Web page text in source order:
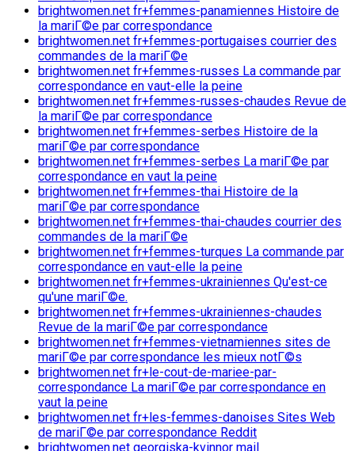
brightwomen.net fr+femmes-panamiennes Histoire de
la mariГ©e par correspondance
brightwomen.net fr+femmes-portugaises courrier des
commandes de la mariГ©e
brightwomen.net fr+femmes-russes La commande par
correspondance en vaut-elle la peine
brightwomen.net fr+femmes-russes-chaudes Revue de
la mariГ©e par correspondance
brightwomen.net fr+femmes-serbes Histoire de la
mariГ©e par correspondance
brightwomen.net fr+femmes-serbes La mariГ©e par
correspondance en vaut la peine
brightwomen.net fr+femmes-thai Histoire de la
mariГ©e par correspondance
brightwomen.net fr+femmes-thai-chaudes courrier des
commandes de la mariГ©e
brightwomen.net fr+femmes-turques La commande par
correspondance en vaut-elle la peine
brightwomen.net fr+femmes-ukrainiennes Qu'est-ce
qu'une mariГ©e.
brightwomen.net fr+femmes-ukrainiennes-chaudes
Revue de la mariГ©e par correspondance
brightwomen.net fr+femmes-vietnamiennes sites de
mariГ©e par correspondance les mieux notГ©s
brightwomen.net fr+le-cout-de-mariee-par-
correspondance La mariГ©e par correspondance en
vaut la peine
brightwomen.net fr+les-femmes-danoises Sites Web
de mariГ©e par correspondance Reddit
brightwomen.net georgiska-kvinnor mail